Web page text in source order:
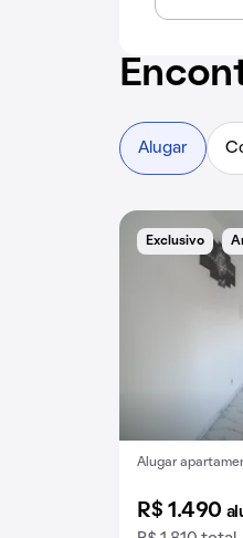
Exclusivo
Alugar
R$ 1.490
Alugar